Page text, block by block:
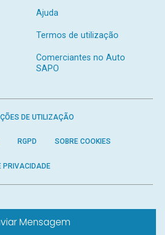
Mensagem
Ajuda
Termos de utilização
Comerciantes no Auto
SAPO
DE UTILIZAÇÃO
RGPD SOBRE COOKIES
PRIVACIDADE
Todos os direitos reservados.